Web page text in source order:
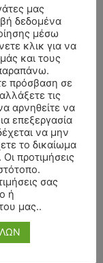
μας
δεδομένα
μέσω
κλικ για να
και τους
πρόσβαση σε
τις
αρνηθείτε να
επεξεργασία
να μην
το δικαίωμα
προτιμήσεις
σας
ή
μας..